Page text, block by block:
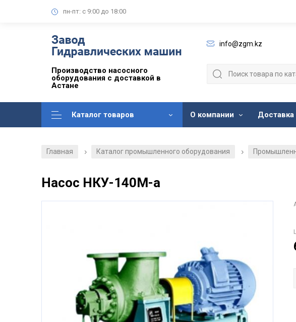
пн-пт: с 9:00 до 18:00
Производство насосного
оборудования с доставкой в
Астане
info@zgm.kz
Каталог товаров О компании Доставка
Главная / Каталог промышленного оборудования /
Насос НКУ-140М-а